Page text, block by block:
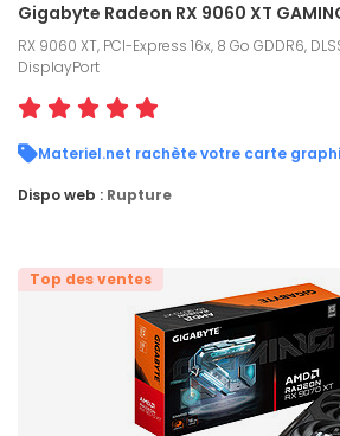
Gigabyte Radeon RX 9060 XT
RX 9060 XT, PCI-Express 16x, 8 Go GDDR6,
DisplayPort
Materiel.net rachète votre carte
Dispo web : Rupture
Top des ventes